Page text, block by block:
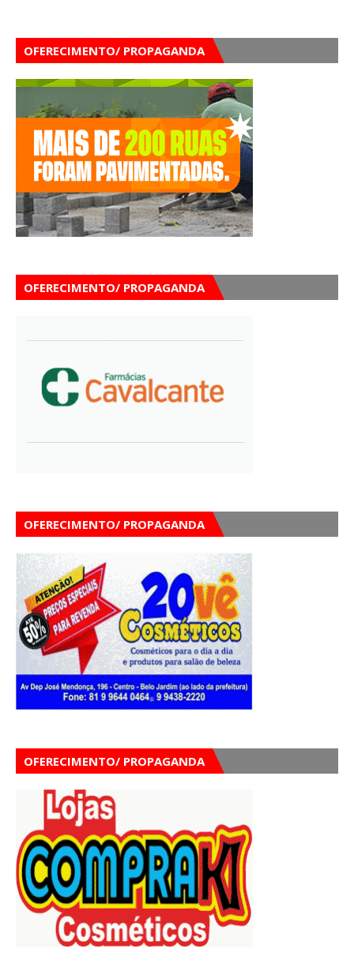
OFERECIMENTO/ PROPAGANDA
OFERECIMENTO/ PROPAGANDA
OFERECIMENTO/ PROPAGANDA
OFERECIMENTO/ PROPAGANDA